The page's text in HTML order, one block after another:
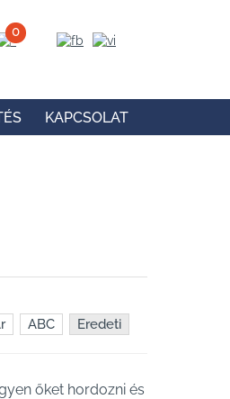
0
KAPCSOLAT
ABC Eredeti
őket hordozni és